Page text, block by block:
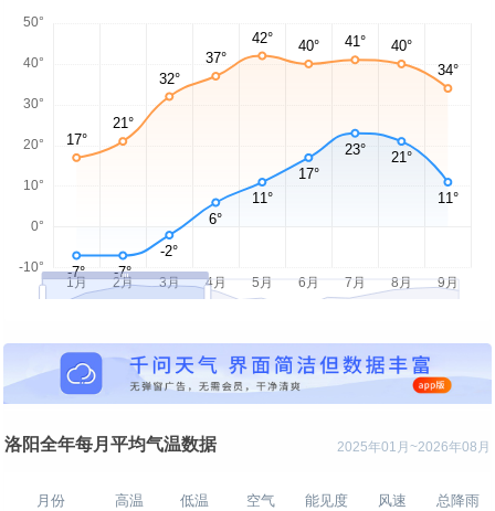
2025年01月~2026年08月
洛阳全年每月平均气温数据
月份 高温 低温 空气 能见度 风速 总降雨